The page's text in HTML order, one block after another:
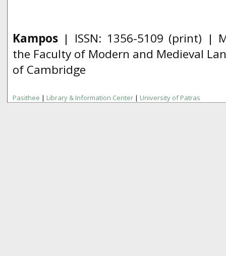
Kampos | ISSN: 1356­-5109 (print) |
the Faculty of Modern and Medieval
of Cambridge
Pasithee | Library & Information Center | University of Patras